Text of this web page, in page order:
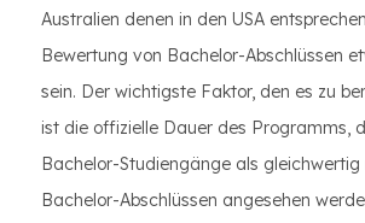
Australien denen in den USA
Bewertung von Bachelor-Abschlüssen
sein. Der wichtigste Faktor, den es zu
ist die offizielle Dauer des Programms,
Bachelor-Studiengänge als gleichwertig
Bachelor-Abschlüssen angesehen